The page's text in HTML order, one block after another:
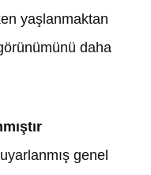
yaşlanmaktan
daha
genel